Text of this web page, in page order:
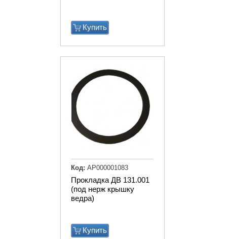
Купить
Прокладка ДВ 131.001
(под нерж крышку
ведра)
Купить
Код: АР000001083